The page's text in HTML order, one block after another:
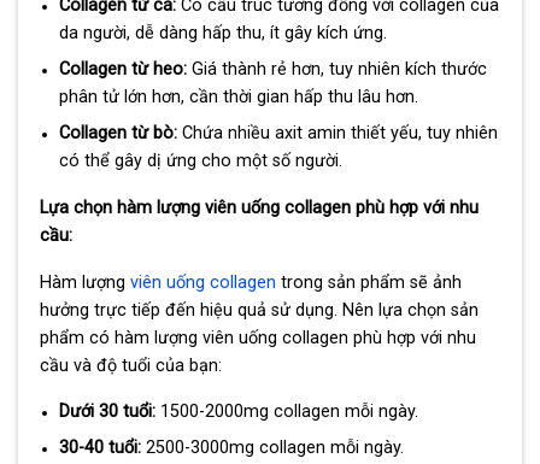
Collagen từ cá:Có cấu trúc tương đồng với collagen của
da người, dễ dàng hấp thu, ít gây kích ứng.
Collagen từ heo:Giá thành rẻ hơn, tuy nhiên kích thước
phân tử lớn hơn, cần thời gian hấp thu lâu hơn.
Collagen từ bò:Chứa nhiều axit amin thiết yếu, tuy nhiên
có thể gây dị ứng cho một số người.
Lựa chọn hàm lượng viên uống collagen phù hợp với nhu
cầu:
Hàm lượng viên uống collagen trong sản phẩm sẽ ảnh
hưởng trực tiếp đến hiệu quả sử dụng. Nên lựa chọn sản
phẩm có hàm lượng viên uống collagen phù hợp với nhu
cầu và độ tuổi của bạn:
Dưới 30 tuổi:1500-2000mg collagen mỗi ngày.
30-40 tuổi:2500-3000mg collagen mỗi ngày.